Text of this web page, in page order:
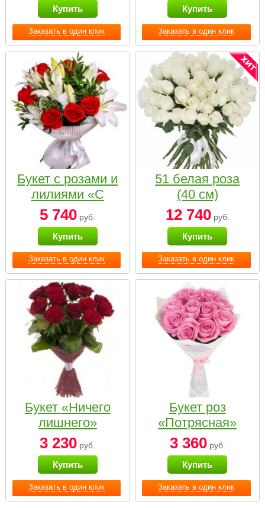
Заказать в один клик
Купить
Заказать в один клик
Купить
Заказать в один клик
Букет с розами и
лилиями «С
наилучшими
пожеланиями»
5 740 руб.
Купить
Заказать в один клик
51 белая роза
(40 см)
12 740руб.
Купить
Заказать в один клик
Букет «Ничего
лишнего»
3 230 руб.
Купить
Заказать в один клик
Букет роз
«Потрясная»
3 360руб.
Купить